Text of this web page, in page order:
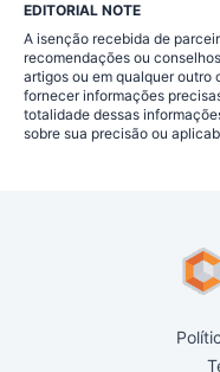
EDITORIAL NOTE
A isenção recebida de
recomendações ou
artigos ou em qualquer outro
fornecer informações
totalidade dessas
sobre sua precisão ou